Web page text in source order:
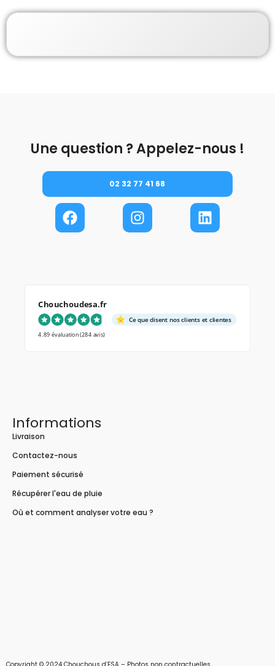
Une question ? Appelez-nous !
02 32 77 41 68
Chouchoudesa.fr
Ce que disent nos clients et clientes
4.89 évaluation(284 avis)
Informations
Livraison
Contactez-nous
Paiement sécurisé
Récupérer l'eau de pluie
Où et comment analyser votre eau ?